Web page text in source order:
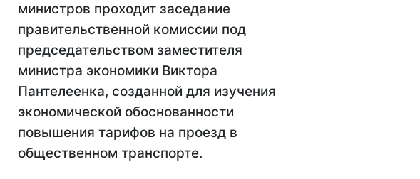
министров проходит заседание
правительственной комиссии под
председательством заместителя
министра экономики Виктора
Пантелеенка, созданной для изучения
экономической обоснованности
повышения тарифов на проезд в
общественном транспорте.